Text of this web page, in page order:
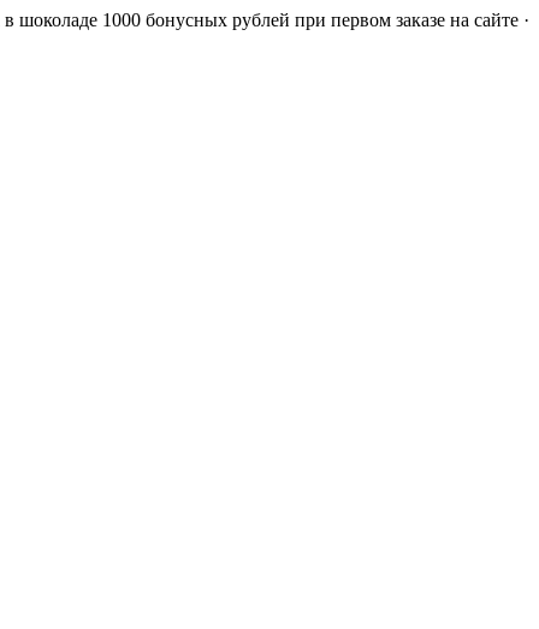
в шоколаде 1000 бонусных рублей при первом заказе на сайте ·